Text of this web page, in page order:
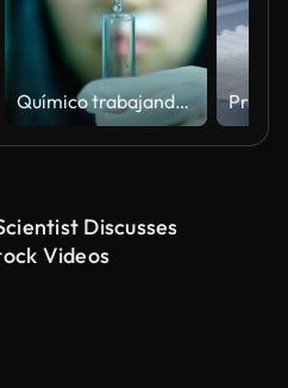
Químico trabajando en laboratorio
Discusses
Videos